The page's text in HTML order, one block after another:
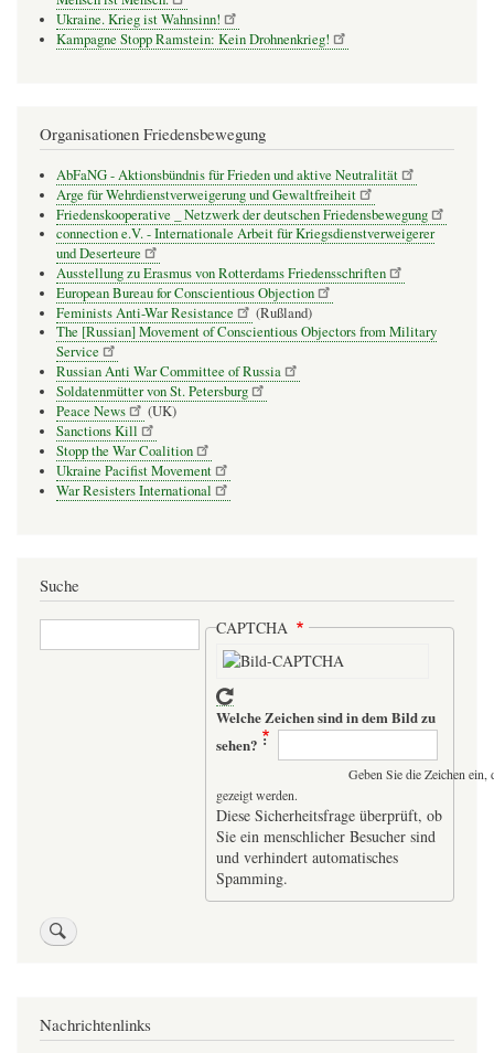
Ukraine. Krieg ist Wahnsinn!
Kampagne Stopp Ramstein: Kein Drohnenkrieg!
Organisationen Friedensbewegung
AbFaNG - Aktionsbündnis für Frieden und aktive Neutralität
Arge für Wehrdienstverweigerung und Gewaltfreiheit
Friedenskooperative _ Netzwerk der deutschen Friedensbewegung
connection e.V. - Inter­na­tio­nale Arbeit für Kriegs­dienst­ver­wei­gerer
und Deser­teure
Ausstellung zu Erasmus von Rotterdams Friedensschriften
European Bureau for Conscientious Objection
Feminists Anti-War Resistance
(Rußland)
The [Russian] Movement of Conscientious Objectors from Military
Service
Russian Anti War Committee of Russia
Soldatenmütter von St. Petersburg
Peace News
(UK)
Sanctions Kill
Stopp the War Coalition
Ukraine Pacifist Movement
War Resisters International
Suche
Suche CAPTCHA
Welche Zeichen sind in dem Bild zu
sehen?
Geben Sie die Zeichen
gezeigt werden.
Diese Sicherheitsfrage überprüft, ob
Sie ein menschlicher Besucher sind
und verhindert automatisches
Spamming.
Nachrichtenlinks